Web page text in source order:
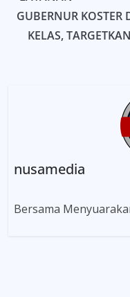
GUBERNUR
KELAS,
nusamedia
Bersama